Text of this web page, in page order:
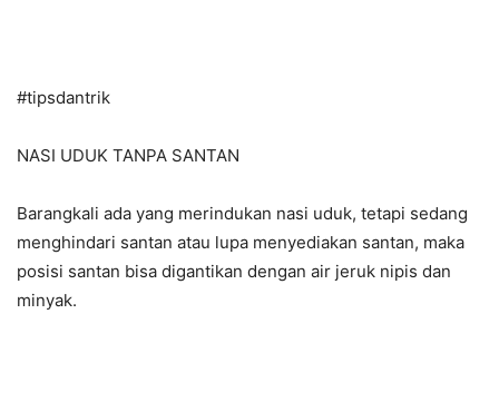
#tipsdantrik
NASI UDUK TANPA SANTAN
Barangkali ada yang merindukan nasi uduk, tetapi sedang
menghindari santan atau lupa menyediakan santan, maka
posisi santan bisa digantikan dengan air jeruk nipis dan
minyak.